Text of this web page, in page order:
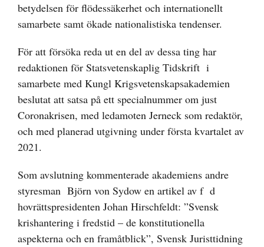
betydelsen för flödessäkerhet och internationellt
samarbete samt ökade nationalistiska tendenser.
För att försöka reda ut en del av dessa ting har
redaktionen för Statsvetenskaplig Tidskrift i
samarbete med Kungl Krigsvetenskapsakademien
beslutat att satsa på ett specialnummer om just
Coronakrisen, med ledamoten Jerneck som redaktör,
och med planerad utgivning under första kvartalet av
2021.
Som avslutning kommenterade akademiens andre
styresman Björn von Sydow en artikel av f d
hovrättspresidenten Johan Hirschfeldt: ”Svensk
krishantering i fredstid – de konstitutionella
aspekterna och en framåtblick”, Svensk Juristtidning